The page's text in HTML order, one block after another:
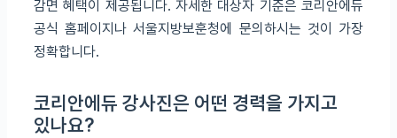
감면 혜택이 제공됩니다. 자세한 대상자 기준은 코리안에듀
공식 홈페이지나 서울지방보훈청에 문의하시는 것이 가장
정확합니다.
코리안에듀 강사진은 어떤 경력을 가지고
있나요?